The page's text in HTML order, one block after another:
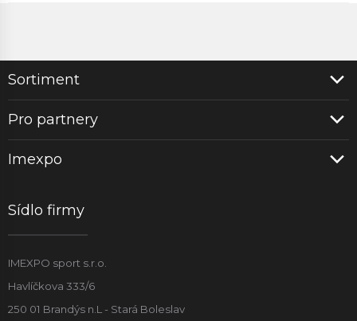
Sortiment
Pro partnery
Imexpo
Sídlo firmy
IMEXPO sport s.r.o.
Havlíčkova 333/6
250 01 Brandýs n.L - Stará Boleslav